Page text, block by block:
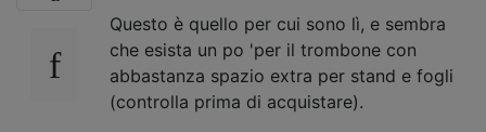
Questo è quello per cui sono lì, e sembra
che esista un po 'per il trombone con
abbastanza spazio extra per stand e fogli
(controlla prima di acquistare).